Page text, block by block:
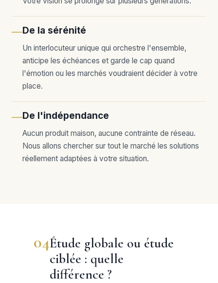
—De la sérénité
Un interlocuteur unique qui orchestre l'ensemble,
anticipe les échéances et garde le cap quand
l'émotion ou les marchés voudraient décider à votre
place.
—De l'indépendance
Aucun produit maison, aucune contrainte de réseau.
Nous allons chercher sur tout le marché les solutions
réellement adaptées à votre situation.
04Étude globale ou étude
ciblée : quelle
différence ?